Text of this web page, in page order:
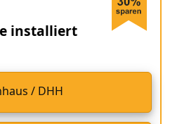
installiert
/ DHH